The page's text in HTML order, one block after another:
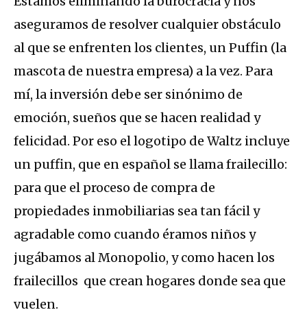
aseguramos de resolver cualquier obstáculo
al que se enfrenten los clientes, un Puffin (la
mascota de nuestra empresa) a la vez. Para
mí, la inversión debe ser sinónimo de
emoción, sueños que se hacen realidad y
felicidad. Por eso el logotipo de Waltz incluye
un puffin, que en español se llama frailecillo:
para que el proceso de compra de
propiedades inmobiliarias sea tan fácil y
agradable como cuando éramos niños y
jugábamos al Monopolio, y como hacen los
frailecillos que crean hogares donde sea que
vuelen.